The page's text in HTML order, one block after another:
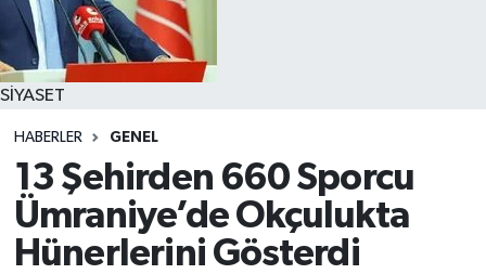
SİYASET
HABERLER GENEL
13 Şehirden 660 Sporcu
Ümraniye’de Okçulukta
Hünerlerini Gösterdi